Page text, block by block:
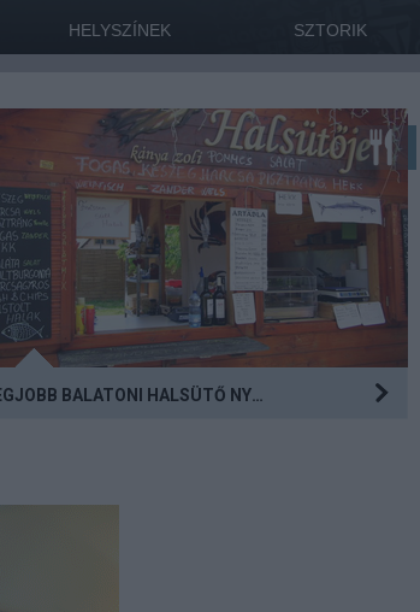
HELYSZÍNEK SZTORIK
jártál már a káptalantóti vagy a hévízi termelői
biztosan megtörtént veled is, hogy
csak megcsapta az orrod a füstölt hal
szaga. (A füstölt hal elég megosztó cucc) Ez
Kánya Zolihoz tartozik, aki saját füstölésű
árulja. Van egy…
A LEGJOBB BALATONI HALSÜTŐ NYOMÁBAN: KÁNYA ZOLI